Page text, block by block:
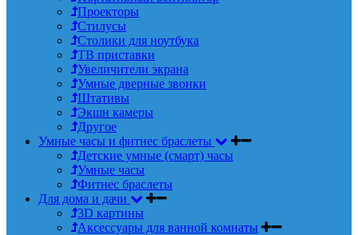
Проекторы
Стилусы
Столики для ноутбука
ТВ приставки
Увеличители экрана
Умные дверные звонки
Штативы
Экшн камеры
Другое
Умные часы и фитнес браслеты
Детские умные (смарт) часы
Умные часы
Фитнес браслеты
Для дома и дачи
3D картины
Аксессуары для ванной комнаты